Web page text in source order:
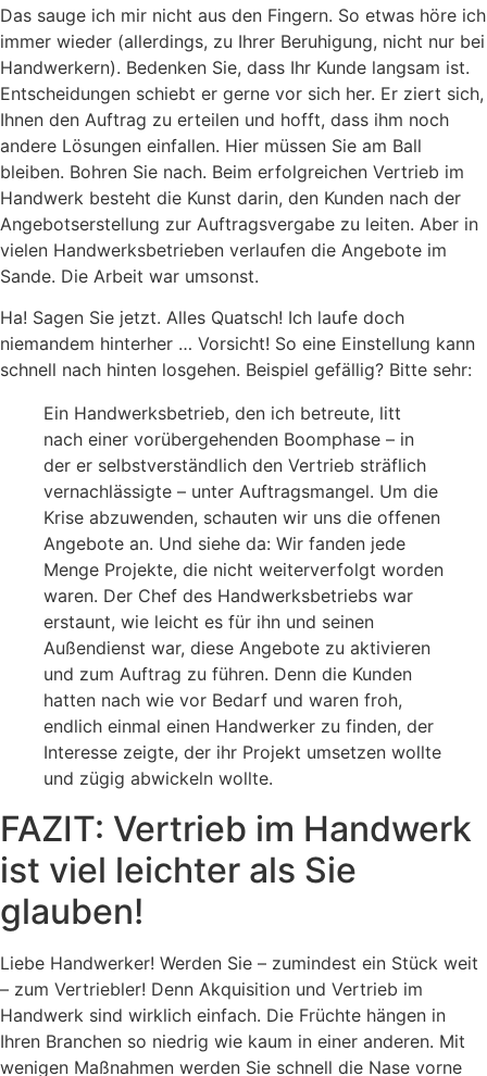
Das sauge ich mir nicht aus den Fingern. So etwas höre ich
immer wieder (allerdings, zu Ihrer Beruhigung, nicht nur bei
Handwerkern). Bedenken Sie, dass Ihr Kunde langsam ist.
Entscheidungen schiebt er gerne vor sich her. Er ziert sich,
Ihnen den Auftrag zu erteilen und hofft, dass ihm noch
andere Lösungen einfallen. Hier müssen Sie am Ball
bleiben. Bohren Sie nach. Beim erfolgreichen Vertrieb im
Handwerk besteht die Kunst darin, den Kunden nach der
Angebotserstellung zur Auftragsvergabe zu leiten. Aber in
vielen Handwerksbetrieben verlaufen die Angebote im
Sande. Die Arbeit war umsonst.
Ha! Sagen Sie jetzt. Alles Quatsch! Ich laufe doch
niemandem hinterher … Vorsicht! So eine Einstellung kann
schnell nach hinten losgehen. Beispiel gefällig? Bitte sehr:
Ein Handwerksbetrieb, den ich betreute, litt
nach einer vorübergehenden Boomphase – in
der er selbstverständlich den Vertrieb sträflich
vernachlässigte – unter Auftragsmangel. Um die
Krise abzuwenden, schauten wir uns die offenen
Angebote an. Und siehe da: Wir fanden jede
Menge Projekte, die nicht weiterverfolgt worden
waren. Der Chef des Handwerksbetriebs war
erstaunt, wie leicht es für ihn und seinen
Außendienst war, diese Angebote zu aktivieren
und zum Auftrag zu führen. Denn die Kunden
hatten nach wie vor Bedarf und waren froh,
endlich einmal einen Handwerker zu finden, der
Interesse zeigte, der ihr Projekt umsetzen wollte
und zügig abwickeln wollte.
FAZIT: Vertrieb im Handwerk
ist viel leichter als Sie
glauben!
Liebe Handwerker! Werden Sie – zumindest ein Stück weit
– zum Vertriebler! Denn Akquisition und Vertrieb im
Handwerk sind wirklich einfach. Die Früchte hängen in
Ihren Branchen so niedrig wie kaum in einer anderen. Mit
wenigen Maßnahmen werden Sie schnell die Nase vorne